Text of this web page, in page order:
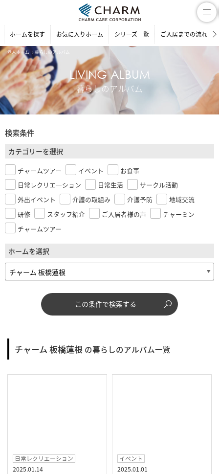
ホームを探す お気に入りホーム シリーズ一覧 ご入居までの流れ
老人ホーム 暮らしのアルバム
LIVING ALBUM
暮らしのアルバム
検索条件
カテゴリーを選択
チャームツアー イベント
お食事
日常レクリエ―ション
日常生活
サークル活動
外出イベント
介護の取組み 介護予防
地域交流
研修
スタッフ紹介 ご入居者様の声
チャーミン
チャームツアー
ホームを選択
この条件で検索する
チャーム 板橋蓮根 の暮らしのアルバム一覧
日常レクリエ―ション
2025.01.14
イベント
2025.01.01